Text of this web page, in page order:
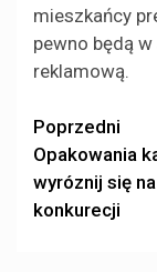
mieszkańcy
pewno będą
reklamową.
Zobacz
wpisy
Poprzedni
Opakowania
wyróznij się
konkurecji